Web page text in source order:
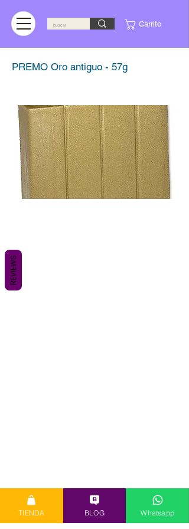
Carrito
PREMO Oro antiguo - 57g
TIENDA BLOG Whatsapp
REVIEWS